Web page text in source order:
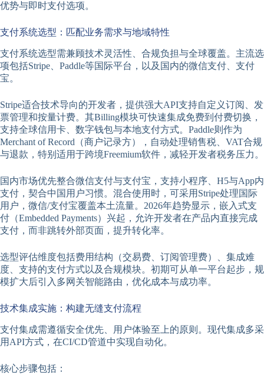
优势与即时支付选项。
支付系统选型：匹配业务需求与地域特性
支付系统选型需兼顾技术灵活性、合规负担与全球覆盖。主流选
项包括Stripe、Paddle等国际平台，以及国内的微信支付、支付
宝。
Stripe适合技术导向的开发者，提供强大API支持自定义订阅、发
票管理和按量计费。其Billing模块可快速集成免费到付费切换，
支持全球信用卡、数字钱包与本地支付方式。Paddle则作为
Merchant of Record（商户记录方），自动处理销售税、VAT合规
与退款，特别适用于跨境Freemium软件，减轻开发者税务压力。
国内市场优先整合微信支付与支付宝，支持小程序、H5与App内
支付，契合中国用户习惯。混合使用时，可采用Stripe处理国际
用户，微信/支付宝覆盖本土流量。2026年趋势显示，嵌入式支
付（Embedded Payments）兴起，允许开发者在产品内直接完成
支付，而非跳转外部页面，提升转化率。
选型评估维度包括费用结构（交易费、订阅管理费）、集成难
度、支持的支付方式以及合规模块。初期可从单一平台起步，规
模扩大后引入多网关智能路由，优化成本与成功率。
技术集成实施：构建无缝支付流程
支付集成需遵循安全优先、用户体验至上的原则。现代集成多采
用API方式，在CI/CD管道中实现自动化。
核心步骤包括：